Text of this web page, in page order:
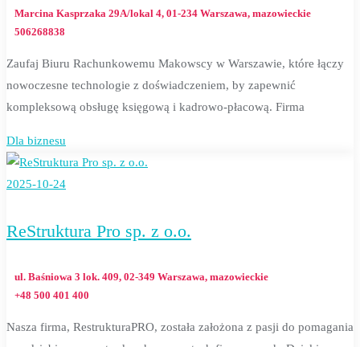
Marcina Kasprzaka 29A/lokal 4, 01-234 Warszawa, mazowieckie
506268838
Zaufaj Biuru Rachunkowemu Makowscy w Warszawie, które łączy
nowoczesne technologie z doświadczeniem, by zapewnić
kompleksową obsługę księgową i kadrowo-płacową. Firma
Dla biznesu
2025-10-24
ReStruktura Pro sp. z o.o.
ul. Baśniowa 3 lok. 409, 02-349 Warszawa, mazowieckie
+48 500 401 400
Nasza firma, RestrukturaPRO, została założona z pasji do pomagania